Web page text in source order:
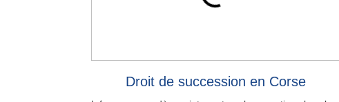
Droit de succession en Corse